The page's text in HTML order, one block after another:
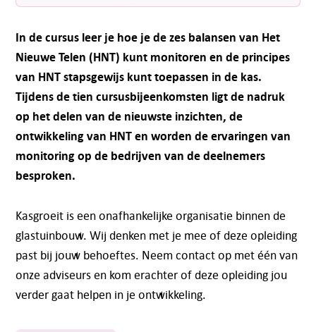
In de cursus leer je hoe je de zes balansen van Het
Nieuwe Telen (HNT) kunt monitoren en de principes
van HNT stapsgewijs kunt toepassen in de kas.
Tijdens detien cursusbijeenkomsten ligt de nadruk
op het delen van de nieuwste inzichten, de
ontwikkeling van HNT en worden de ervaringen van
monitoring op de bedrijven van de deelnemers
besproken.
Kasgroeit is een onafhankelijke organisatie binnen de
glastuinbouw. Wij denken met je mee of deze opleiding
past bij jouw behoeftes. Neem contact op met één van
onze adviseurs en kom erachter of deze opleiding jou
verder gaat helpen in je ontwikkeling.